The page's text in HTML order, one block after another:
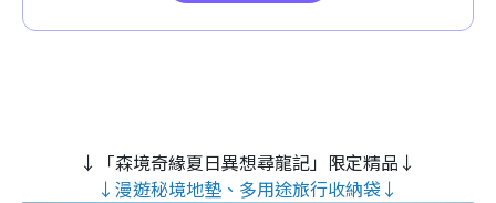
↓「森境奇緣夏日異想尋龍記」限定精品↓
↓漫遊秘境地墊、多用途旅行收納袋↓